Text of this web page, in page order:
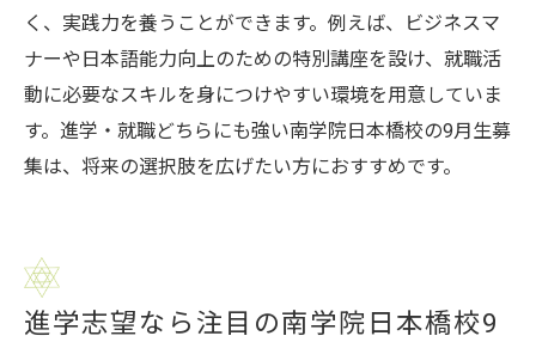
く、実践力を養うことができます。例えば、ビジネスマ
ナーや日本語能力向上のための特別講座を設け、就職活
動に必要なスキルを身につけやすい環境を用意していま
す。進学・就職どちらにも強い南学院日本橋校の9月生募
集は、将来の選択肢を広げたい方におすすめです。
進学志望なら注目の南学院日本橋校9